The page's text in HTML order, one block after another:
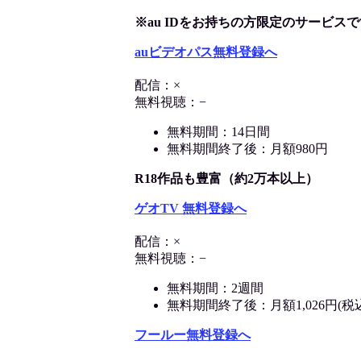
※au IDをお持ちの方限定のサービス
auビデオパス無料登録へ
配信：×
無料視聴：−
無料期間：14日間
無料期間終了後：月額980円
R18作品も豊富（約2万本以上）
ゲオTV 無料登録へ
配信：×
無料視聴：−
無料期間：2週間
無料期間終了後：月額1,026円(税
フールー無料登録へ